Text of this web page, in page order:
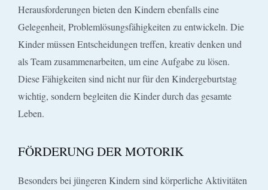
Herausforderungen bieten den Kindern ebenfalls eine
Gelegenheit, Problemlösungsfähigkeiten zu entwickeln. Die
Kinder müssen Entscheidungen treffen, kreativ denken und
als Team zusammenarbeiten, um eine Aufgabe zu lösen.
Diese Fähigkeiten sind nicht nur für den Kindergeburtstag
wichtig, sondern begleiten die Kinder durch das gesamte
Leben.
FÖRDERUNG DER MOTORIK
Besonders bei jüngeren Kindern sind körperliche Aktivitäten